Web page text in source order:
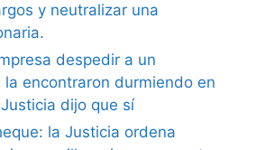
y neutralizar una
despedir a un
la encontraron durmiendo en
dijo que sí
la Justicia ordena